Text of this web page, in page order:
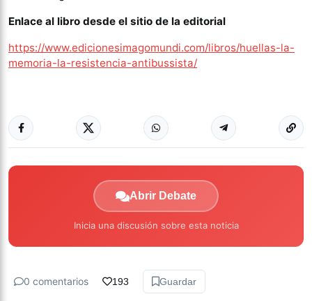
Enlace al libro desde el sitio de la editorial
https://www.edicionesimagomundi.com/libros/huellas-la-
memoria-la-resistencia-antibussista/
Abrir Debate
Inicia una discusión sobre esta noticia
0 comentarios 193 Guardar